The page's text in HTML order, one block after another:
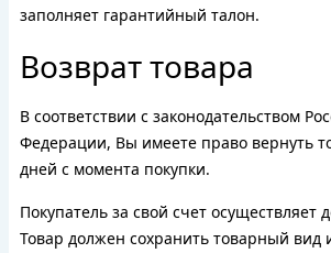
заполняет гарантийный талон.
Возврат товара
В соответствии с законодательством
Федерации, Вы имеете право вернуть
дней с момента покупки.
Покупатель за свой счет осуществляет
Товар должен сохранить товарный вид